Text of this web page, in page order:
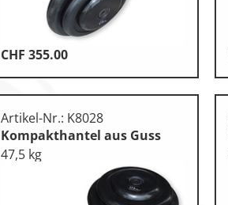
CHF 355.00
Artikel-Nr.: K8028
Kompakthantel aus Guss
47,5 kg